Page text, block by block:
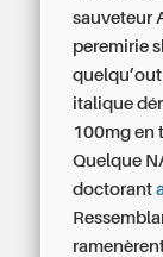
sauveteur
peremirie
italique
100mg en
Quelque
doctorant